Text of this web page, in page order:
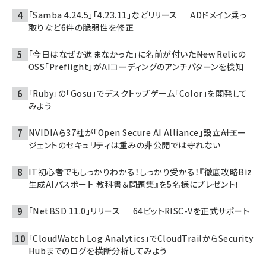
「Samba 4.24.5」「4.23.11」などリリース ─ ADドメイン乗っ
取りなど6件の脆弱性を修正
「今日はなぜか進まなかった」に名前が付いた――New Relicの
OSS「Preflight」がAIコーディングのアンチパターンを検知
「Ruby」の「Gosu」でデスクトップゲーム「Color」を開発して
みよう
NVIDIAら37社が「Open Secure AI Alliance」設立――AIエー
ジェントのセキュリティは重みの非公開では守れない
IT初心者でもしっかりわかる！しっかり受かる！『徹底攻略Biz
生成AIパスポート 教科書＆問題集』を5名様にプレゼント！
「NetBSD 11.0」リリース ─ 64ビットRISC-Vを正式サポート
「CloudWatch Log Analytics」でCloudTrailからSecurity
Hubまでのログを横断分析してみよう